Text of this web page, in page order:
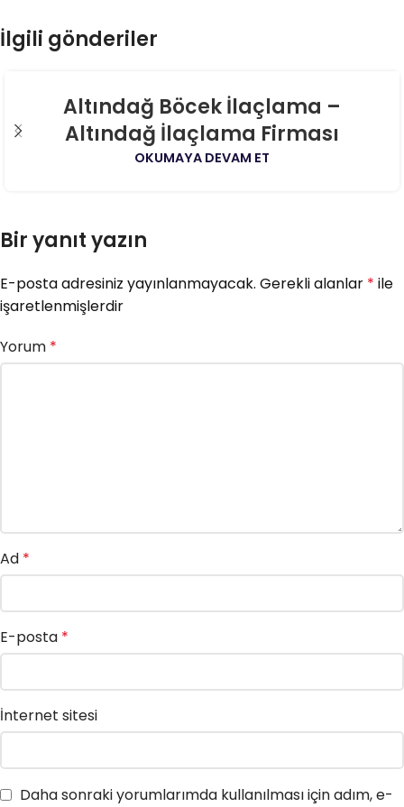
İlgili gönderiler
Altındağ Böcek İlaçlama –
Altındağ İlaçlama Firması
OKUMAYA DEVAM ET
Bir yanıt yazın
E-posta adresiniz yayınlanmayacak. Gerekli alanlar * ile
işaretlenmişlerdir
Yorum *
Ad *
E-posta *
İnternet sitesi
Daha sonraki yorumlarımda kullanılması için adım, e-